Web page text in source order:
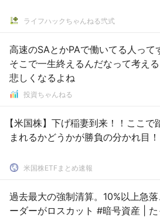
ライフハックちゃんねる弐式
高速のSAとかPAで働いてる人って
そこで一生終えるんだなって考え
悲しくなるよね
投資ちゃんねる
【米国株】下げ稲妻到来！！ここで
まれるかどうかが勝負の分かれ目！
米国株ETFまとめ速報
過去最大の強制清算。10%以上急
ーダーがロスカット #暗号資産 | たった10%で、何言って